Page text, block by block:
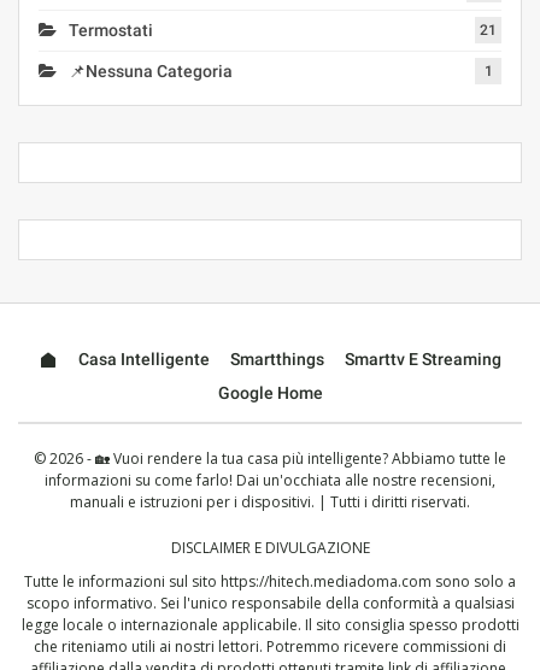
Termostati 21
📌Nessuna Categoria 1
Casa Intelligente Smartthings
Smarttv E Streaming
Google Home
© 2026 - 🏡 Vuoi rendere la tua casa più intelligente? Abbiamo tutte le
informazioni su come farlo! Dai un'occhiata alle nostre recensioni,
manuali e istruzioni per i dispositivi. | Tutti i diritti riservati.
DISCLAIMER E DIVULGAZIONE
Tutte le informazioni sul sito https://hitech.mediadoma.com sono solo a
scopo informativo. Sei l'unico responsabile della conformità a qualsiasi
legge locale o internazionale applicabile. Il sito consiglia spesso prodotti
che riteniamo utili ai nostri lettori. Potremmo ricevere commissioni di